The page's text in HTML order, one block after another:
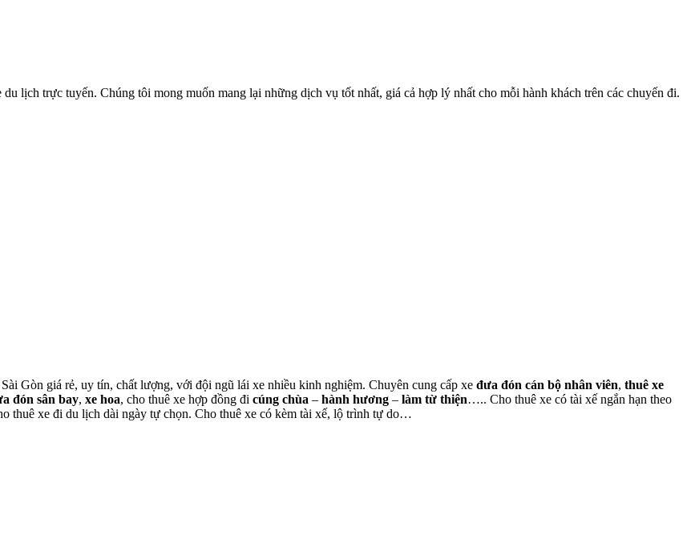
lịch trực tuyến. Chúng tôi mong muốn mang lại những dịch vụ tốt nhất, giá cả hợp lý nhất cho mỗi hành khách trên các chuyến đi.
Gòn giá rẻ, uy tín, chất lượng, với đội ngũ lái xe nhiều kinh nghiệm. Chuyên cung cấp xe đưa đón cán bộ nhân viên, thuê xe
đón sân bay, xe hoa, cho thuê xe hợp đồng đi cúng chùa – hành hương – làm từ thiện….. Cho thuê xe có tài xế ngắn hạn theo
thuê xe đi du lịch dài ngày tự chọn. Cho thuê xe có kèm tài xế, lộ trình tự do…